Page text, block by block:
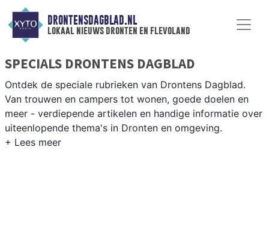
DRONTENSDAGBLAD.NL
lokaal nieuws dronten en flevoland
SPECIALS DRONTENS DAGBLAD
Ontdek de speciale rubrieken van Drontens Dagblad.
Van trouwen en campers tot wonen, goede doelen en
meer - verdiepende artikelen en handige informatie over
uiteenlopende thema's in Dronten en omgeving.